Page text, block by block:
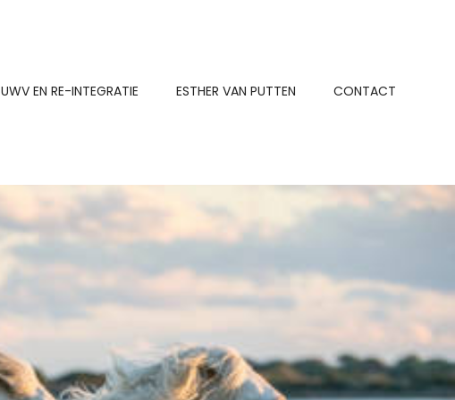
UWV EN RE-INTEGRATIE ESTHER VAN PUTTEN CONTACT